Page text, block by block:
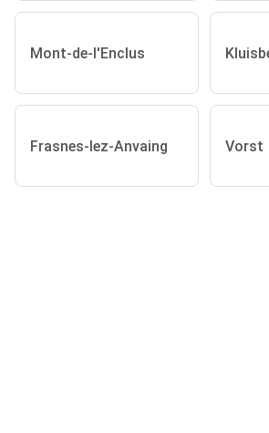
Mont-de-l'Enclus
Frasnes-lez-Anvaing Vorst